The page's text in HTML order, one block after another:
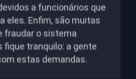
a funcionários que
eles. Enfim, são muitas
fraudar o sistema
fique tranquilo: a gente
estas demandas.